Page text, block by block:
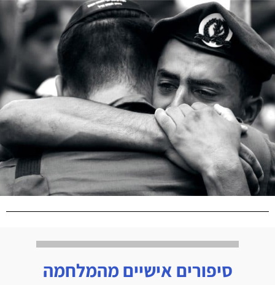
סיפורים אישיים מהמלחמה